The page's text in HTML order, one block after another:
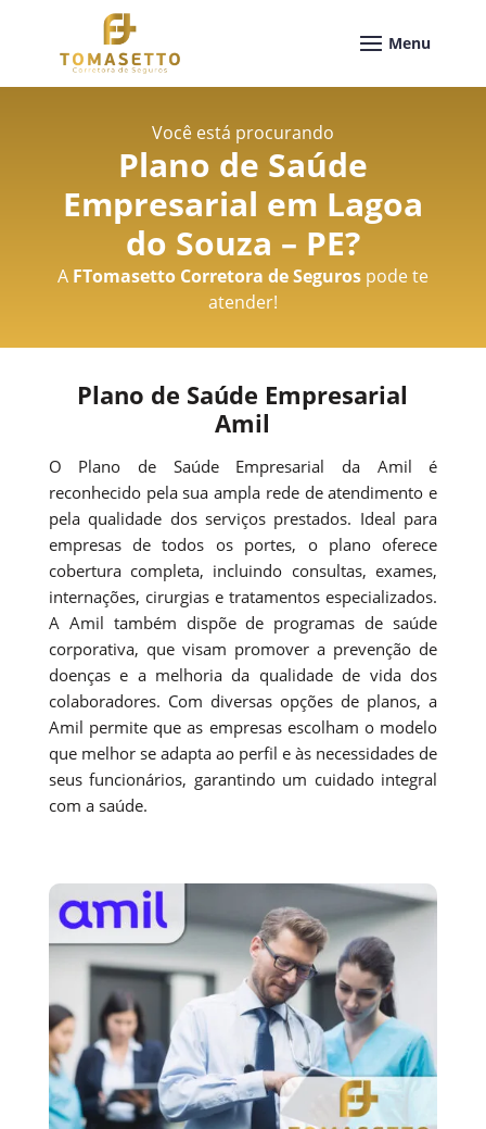
Você está procurando
Plano de Saúde
Empresarial em Lagoa
do Souza – PE?
A FTomasetto Corretora de Segurospode te
atender!
Plano de Saúde Empresarial
Amil
O Plano de Saúde Empresarial da Amil é
reconhecido pela sua ampla rede de atendimento e
pela qualidade dos serviços prestados. Ideal para
empresas de todos os portes, o plano oferece
cobertura completa, incluindo consultas, exames,
internações, cirurgias e tratamentos especializados.
A Amil também dispõe de programas de saúde
corporativa, que visam promover a prevenção de
doenças e a melhoria da qualidade de vida dos
colaboradores. Com diversas opções de planos, a
Amil permite que as empresas escolham o modelo
que melhor se adapta ao perfil e às necessidades de
seus funcionários, garantindo um cuidado integral
com a saúde.